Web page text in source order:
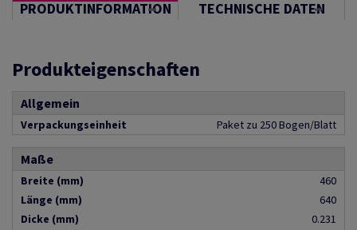
PRODUKTINFORMATION TECHNISCHE DATEN
Produkteigenschaften
Allgemein
Verpackungseinheit Paket zu 250 Bogen/Blatt
Maße
Breite (mm)
460
Länge (mm)
640
Dicke (mm)
0.231